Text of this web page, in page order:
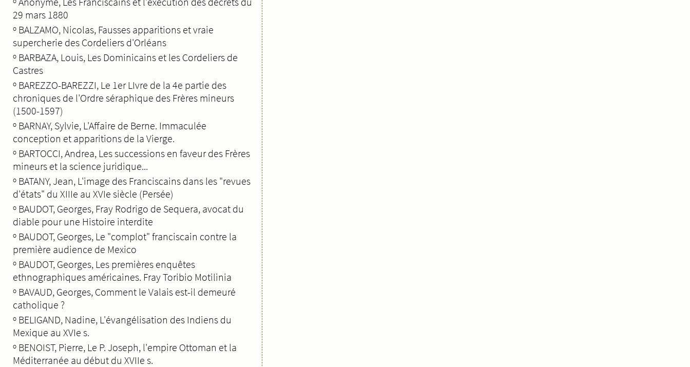
29 mars 1880
º BALZAMO, Nicolas, Fausses apparitions et vraie
supercherie des Cordeliers d'Orléans
º BARBAZA, Louis, Les Dominicains et les Cordeliers de
Castres
º BAREZZO-BAREZZI, Le 1er LIvre de la 4e partie des
chroniques de l'Ordre séraphique des Frères mineurs
(1500-1597)
º BARNAY, Sylvie, L'Affaire de Berne. Immaculée
conception et apparitions de la Vierge.
º BARTOCCI, Andrea, Les successions en faveur des Frères
mineurs et la science juridique...
º BATANY, Jean, L'image des Franciscains dans les "revues
d'états" du XIIIe au XVIe siècle (Persée)
º BAUDOT, Georges, Fray Rodrigo de Sequera, avocat du
diable pour une Histoire interdite
º BAUDOT, Georges, Le "complot" franciscain contre la
première audience de Mexico
º BAUDOT, Georges, Les premières enquêtes
ethnographiques américaines. Fray Toribio Motilinia
º BAVAUD, Georges, Comment le Valais est-il demeuré
catholique ?
º BELIGAND, Nadine, L'évangélisation des Indiens du
Mexique au XVIe s.
º BENOIST, Pierre, Le P. Joseph, l'empire Ottoman et la
Méditerranée au début du XVIIe s.